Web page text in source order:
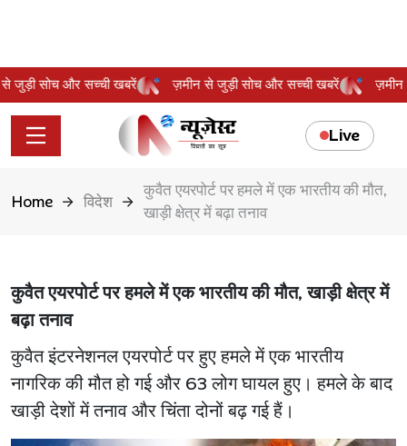
से जुड़ी सोच और सच्ची खबरें ज़मीन से जुड़ी सोच और सच्ची खबरें
Live
Home विदेश
कुवैत एयरपोर्ट पर हमले में एक भारतीय की मौत,
खाड़ी क्षेत्र में बढ़ा तनाव
कुवैत एयरपोर्ट पर हमले में एक भारतीय की मौत, खाड़ी क्षेत्र में
बढ़ा तनाव
कुवैत इंटरनेशनल एयरपोर्ट पर हुए हमले में एक भारतीय
नागरिक की मौत हो गई और 63 लोग घायल हुए। हमले के बाद
खाड़ी देशों में तनाव और चिंता दोनों बढ़ गई हैं।